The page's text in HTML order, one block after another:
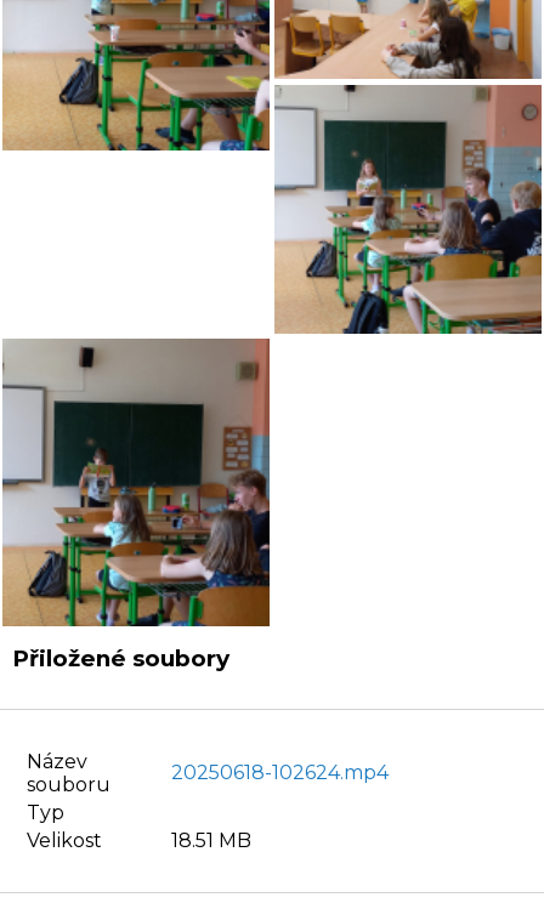
Přiložené soubory
Název
souboru
20250618-102624.mp4
Typ
Velikost
18.51 MB